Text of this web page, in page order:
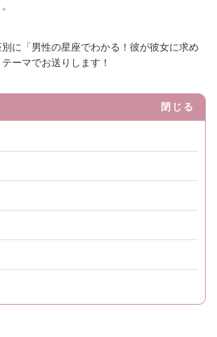
に「男性の星座でわかる！彼が彼女に求め
ーマでお送りします！
閉じる